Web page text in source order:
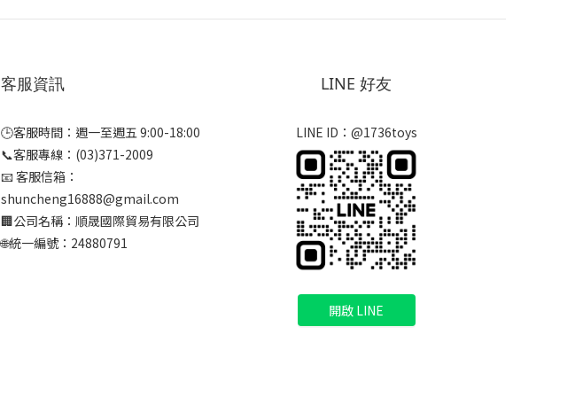
客服資訊
🕒客服時間：週一至週五 9:00-18:00
📞客服專線：(03)371-2009
📧 客服信箱：
shuncheng16888@gmail.com
🏢公司名稱：順晟國際貿易有限公司
🌐統一編號：24880791
LINE 好友
LINE ID：@1736toys
開啟 LINE